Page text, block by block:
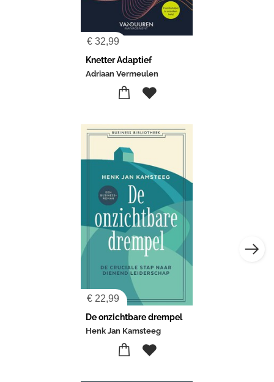
€ 32,99
Knetter Adaptief
Adriaan Vermeulen
€ 22,99
De onzichtbare drempel
Henk Jan Kamsteeg